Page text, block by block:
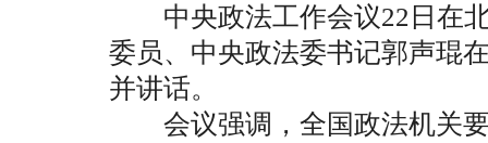
中央政法工作会议22日在北
委员、中央政法委书记郭声琨
并讲话。
会议强调，全国政法机关要